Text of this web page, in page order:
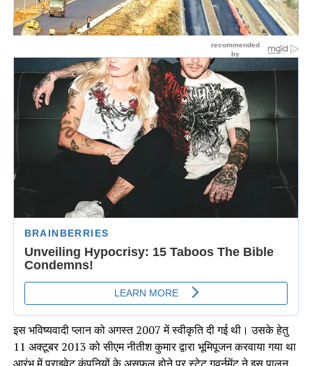
इस भविष्यवादी प्लान को अगस्त 2007 में स्वीकृति दी गई थी। उसके हेतु
11 अक्टूबर 2013 को सीएम नीतीश कुमार द्वारा भूमिपूजन करवाया गया था